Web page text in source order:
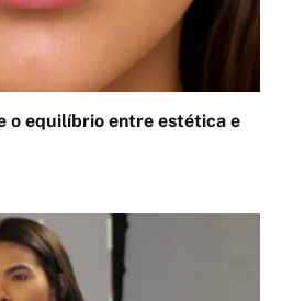
o equilíbrio entre estética e